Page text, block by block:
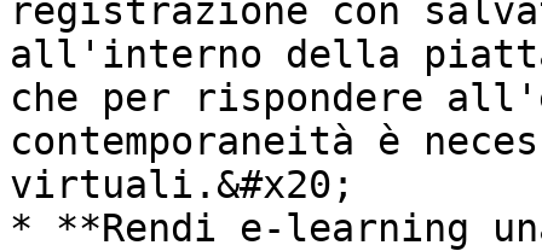
registrazione con
all'interno della
che per rispondere
contemporaneità è
virtuali.&#x20;
* **Rendi e-learning